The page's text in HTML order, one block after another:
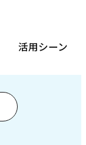
活用シーン